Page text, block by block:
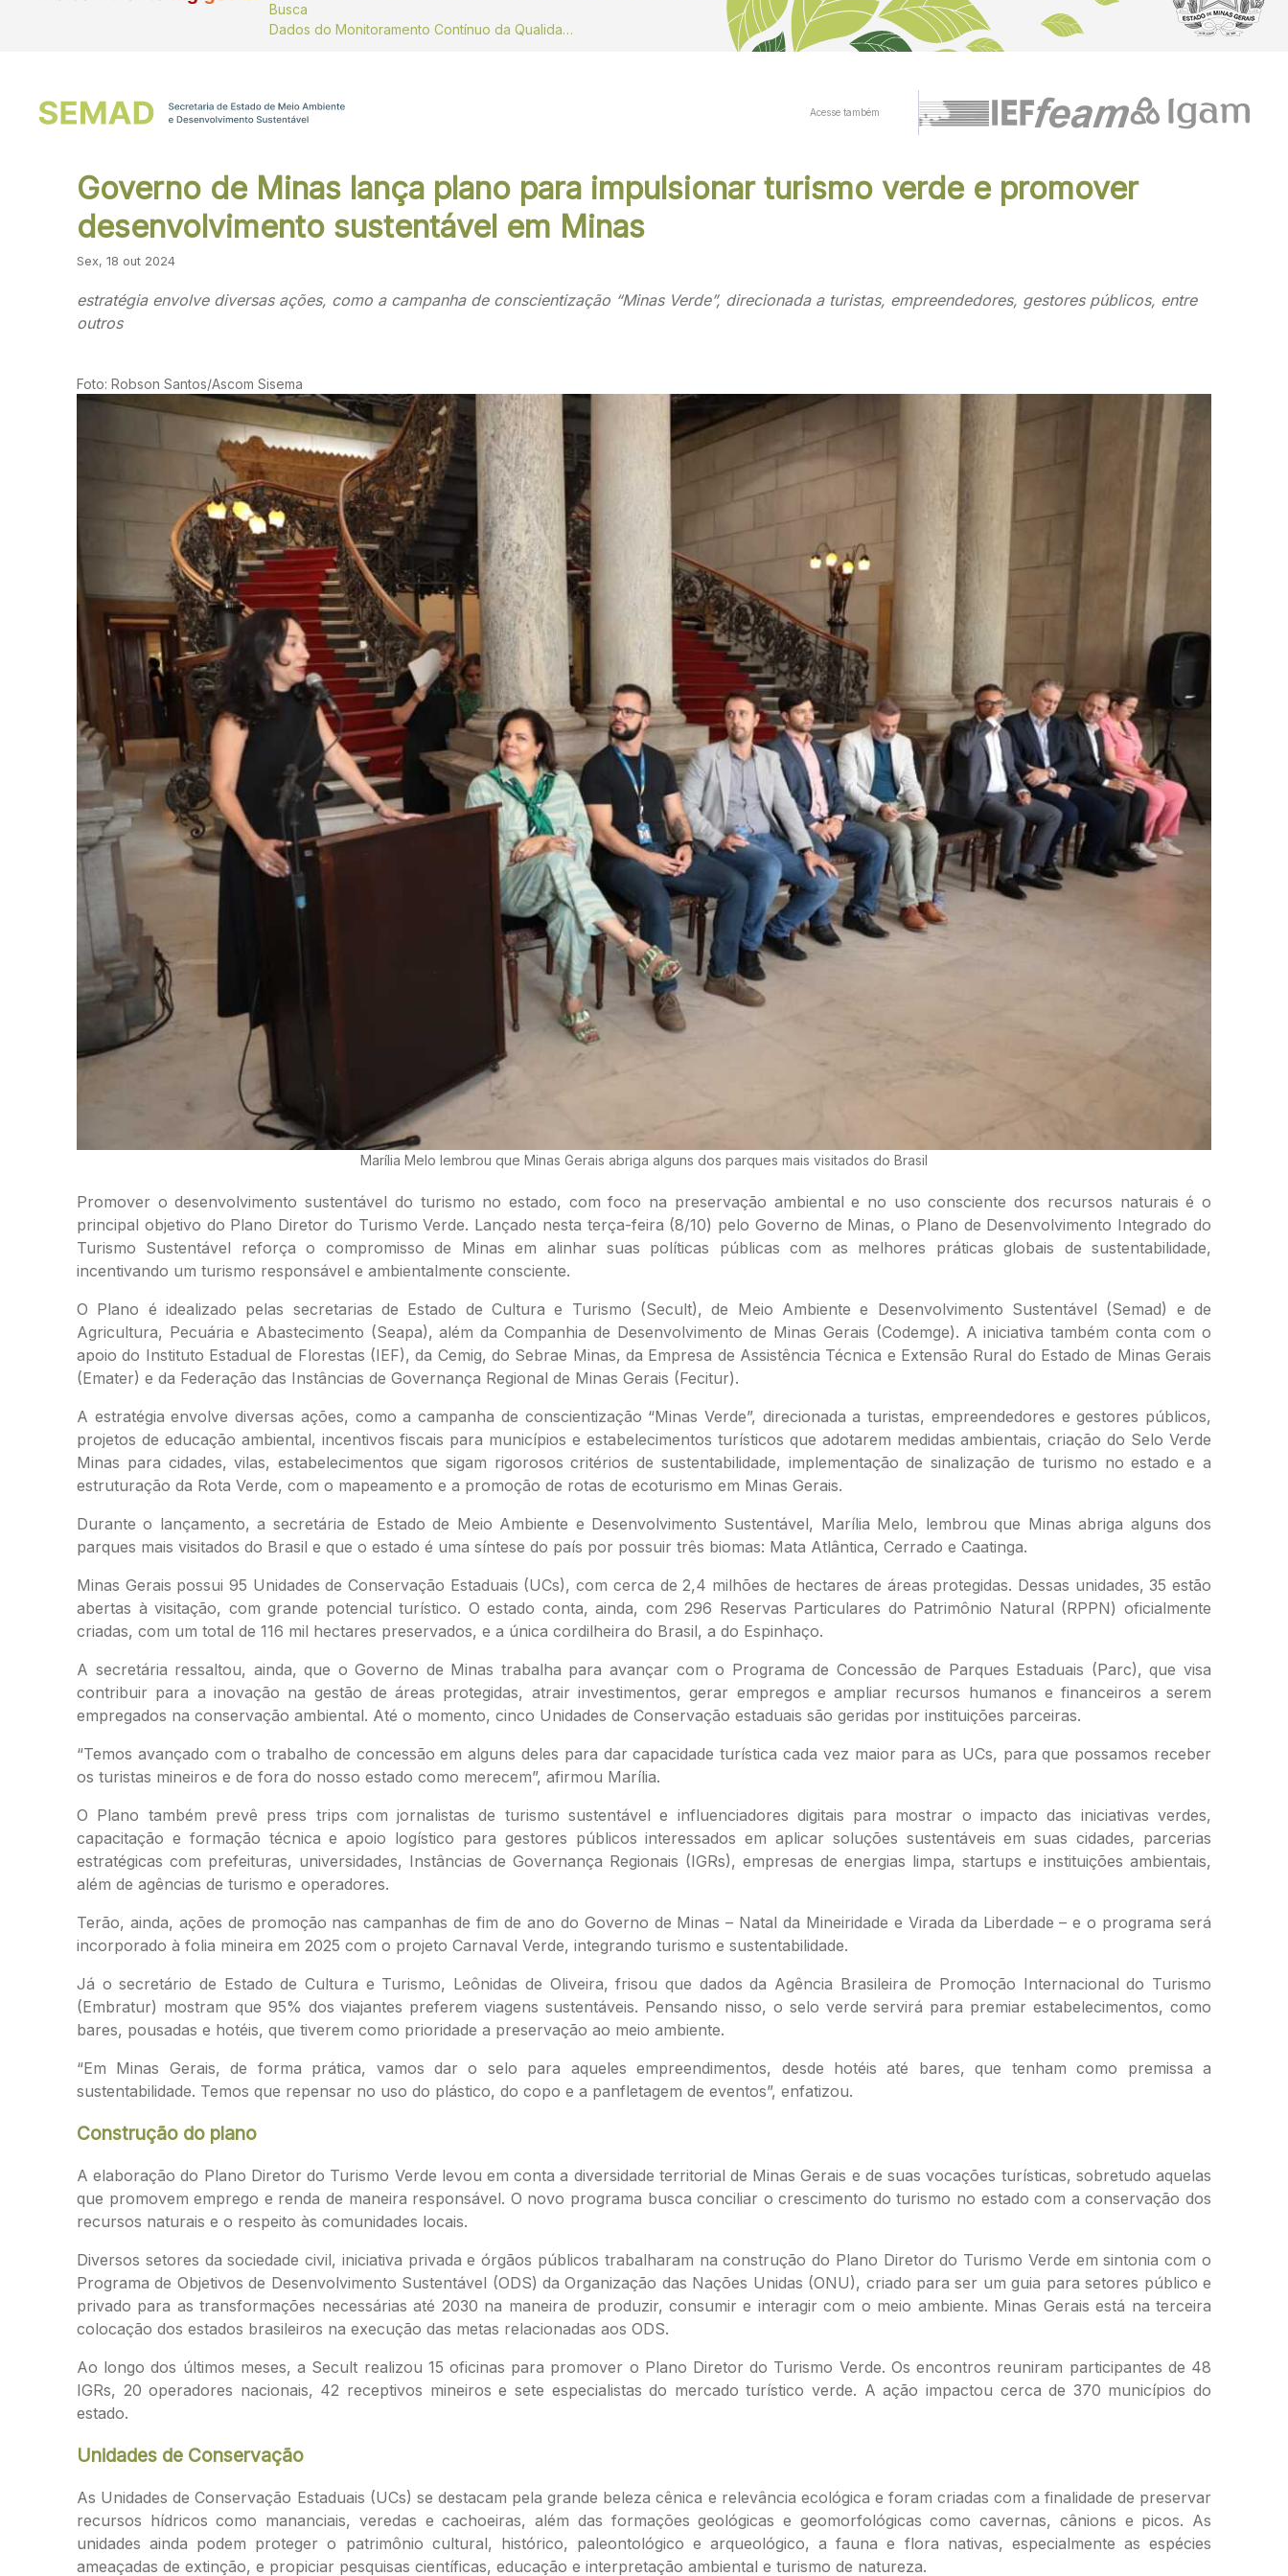
Busca
Dados do Monitoramento Contínuo da Qualidade do ar
Acesse também
Governo de Minas lança plano para impulsionar turismo verde e promover
desenvolvimento sustentável em Minas
Sex, 18 out 2024
estratégia envolve diversas ações, como a campanha de conscientização “Minas Verde”, direcionada a turistas, empreendedores, gestores públicos, entre
outros
Foto: Robson Santos/Ascom Sisema
Marília Melo lembrou que Minas Gerais abriga alguns dos parques mais visitados do Brasil
Promover o desenvolvimento sustentável do turismo no estado, com foco na preservação ambiental e no uso consciente dos recursos naturais é o
principal objetivo do Plano Diretor do Turismo Verde. Lançado nesta terça-feira (8/10) pelo Governo de Minas, o Plano de Desenvolvimento Integrado do
Turismo Sustentável reforça o compromisso de Minas em alinhar suas políticas públicas com as melhores práticas globais de sustentabilidade,
incentivando um turismo responsável e ambientalmente consciente.
O Plano é idealizado pelas secretarias de Estado de Cultura e Turismo (Secult), de Meio Ambiente e Desenvolvimento Sustentável (Semad) e de
Agricultura, Pecuária e Abastecimento (Seapa), além da Companhia de Desenvolvimento de Minas Gerais (Codemge). A iniciativa também conta com o
apoio do Instituto Estadual de Florestas (IEF), da Cemig, do Sebrae Minas, da Empresa de Assistência Técnica e Extensão Rural do Estado de Minas Gerais
(Emater) e da Federação das Instâncias de Governança Regional de Minas Gerais (Fecitur).
A estratégia envolve diversas ações, como a campanha de conscientização “Minas Verde”, direcionada a turistas, empreendedores e gestores públicos,
projetos de educação ambiental, incentivos fiscais para municípios e estabelecimentos turísticos que adotarem medidas ambientais, criação do Selo Verde
Minas para cidades, vilas, estabelecimentos que sigam rigorosos critérios de sustentabilidade, implementação de sinalização de turismo no estado e a
estruturação da Rota Verde, com o mapeamento e a promoção de rotas de ecoturismo em Minas Gerais.
Durante o lançamento, a secretária de Estado de Meio Ambiente e Desenvolvimento Sustentável, Marília Melo, lembrou que Minas abriga alguns dos
parques mais visitados do Brasil e que o estado é uma síntese do país por possuir três biomas: Mata Atlântica, Cerrado e Caatinga.
Minas Gerais possui 95 Unidades de Conservação Estaduais (UCs), com cerca de 2,4 milhões de hectares de áreas protegidas. Dessas unidades, 35 estão
abertas à visitação, com grande potencial turístico. O estado conta, ainda, com 296 Reservas Particulares do Patrimônio Natural (RPPN) oficialmente
criadas, com um total de 116 mil hectares preservados, e a única cordilheira do Brasil, a do Espinhaço.
A secretária ressaltou, ainda, que o Governo de Minas trabalha para avançar com o Programa de Concessão de Parques Estaduais (Parc), que visa
contribuir para a inovação na gestão de áreas protegidas, atrair investimentos, gerar empregos e ampliar recursos humanos e financeiros a serem
empregados na conservação ambiental. Até o momento, cinco Unidades de Conservação estaduais são geridas por instituições parceiras.
“Temos avançado com o trabalho de concessão em alguns deles para dar capacidade turística cada vez maior para as UCs, para que possamos receber
os turistas mineiros e de fora do nosso estado como merecem”, afirmou Marília.
O Plano também prevê press trips com jornalistas de turismo sustentável e influenciadores digitais para mostrar o impacto das iniciativas verdes,
capacitação e formação técnica e apoio logístico para gestores públicos interessados em aplicar soluções sustentáveis em suas cidades, parcerias
estratégicas com prefeituras, universidades, Instâncias de Governança Regionais (IGRs), empresas de energias limpa, startups e instituições ambientais,
além de agências de turismo e operadores.
Terão, ainda, ações de promoção nas campanhas de fim de ano do Governo de Minas – Natal da Mineiridade e Virada da Liberdade – e o programa será
incorporado à folia mineira em 2025 com o projeto Carnaval Verde, integrando turismo e sustentabilidade.
Já o secretário de Estado de Cultura e Turismo, Leônidas de Oliveira, frisou que dados da Agência Brasileira de Promoção Internacional do Turismo
(Embratur) mostram que 95% dos viajantes preferem viagens sustentáveis. Pensando nisso, o selo verde servirá para premiar estabelecimentos, como
bares, pousadas e hotéis, que tiverem como prioridade a preservação ao meio ambiente.
“Em Minas Gerais, de forma prática, vamos dar o selo para aqueles empreendimentos, desde hotéis até bares, que tenham como premissa a
sustentabilidade. Temos que repensar no uso do plástico, do copo e a panfletagem de eventos”, enfatizou.
Construção do plano
A elaboração do Plano Diretor do Turismo Verde levou em conta a diversidade territorial de Minas Gerais e de suas vocações turísticas, sobretudo aquelas
que promovem emprego e renda de maneira responsável. O novo programa busca conciliar o crescimento do turismo no estado com a conservação dos
recursos naturais e o respeito às comunidades locais.
Diversos setores da sociedade civil, iniciativa privada e órgãos públicos trabalharam na construção do Plano Diretor do Turismo Verde em sintonia com o
Programa de Objetivos de Desenvolvimento Sustentável (ODS) da Organização das Nações Unidas (ONU), criado para ser um guia para setores público e
privado para as transformações necessárias até 2030 na maneira de produzir, consumir e interagir com o meio ambiente. Minas Gerais está na terceira
colocação dos estados brasileiros na execução das metas relacionadas aos ODS.
Ao longo dos últimos meses, a Secult realizou 15 oficinas para promover o Plano Diretor do Turismo Verde. Os encontros reuniram participantes de 48
IGRs, 20 operadores nacionais, 42 receptivos mineiros e sete especialistas do mercado turístico verde. A ação impactou cerca de 370 municípios do
estado.
Unidades de Conservação
As Unidades de Conservação Estaduais (UCs) se destacam pela grande beleza cênica e relevância ecológica e foram criadas com a finalidade de preservar
recursos hídricos como mananciais, veredas e cachoeiras, além das formações geológicas e geomorfológicas como cavernas, cânions e picos. As
unidades ainda podem proteger o patrimônio cultural, histórico, paleontológico e arqueológico, a fauna e flora nativas, especialmente as espécies
ameaçadas de extinção, e propiciar pesquisas científicas, educação e interpretação ambiental e turismo de natureza.